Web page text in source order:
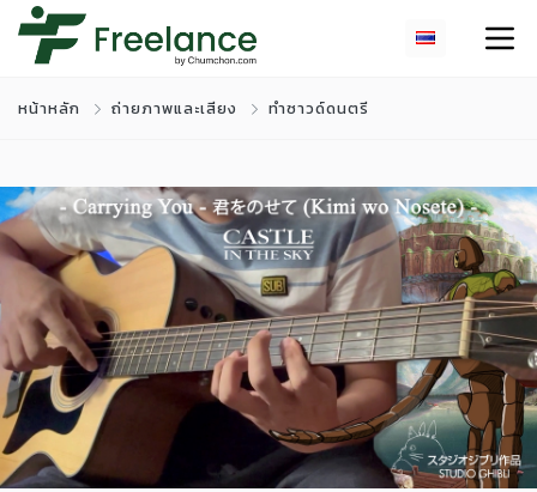
หน้าหลัก ถ่ายภาพและเสียง ทำซาวด์ดนตรี